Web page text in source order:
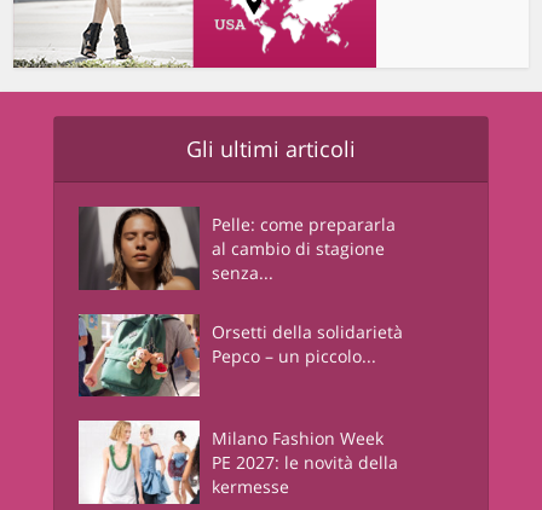
Gli ultimi articoli
Pelle: come prepararla
al cambio di stagione
senza...
Orsetti della solidarietà
Pepco – un piccolo...
Milano Fashion Week
PE 2027: le novità della
kermesse